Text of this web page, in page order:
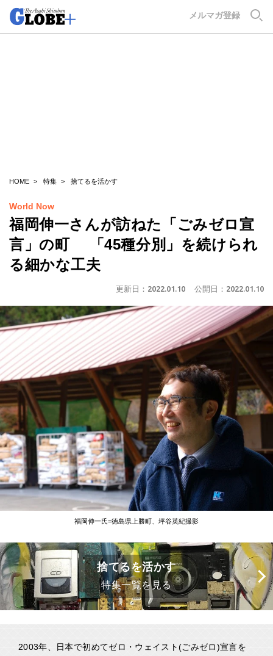
メルマガ登録
HOME 特集 捨てるを活かす
World Now
福岡伸一さんが訪ねた「ごみゼロ宣
言」の町 「45種分別」を続けられ
る細かな工夫
更新日： 2022.01.10 公開日： 2022.01.10
福岡伸一氏=徳島県上勝町、坪谷英紀撮影
捨てるを活かす
特集一覧を見る
2003年、日本で初めてゼロ・ウェイスト(ごみゼロ)宣言を